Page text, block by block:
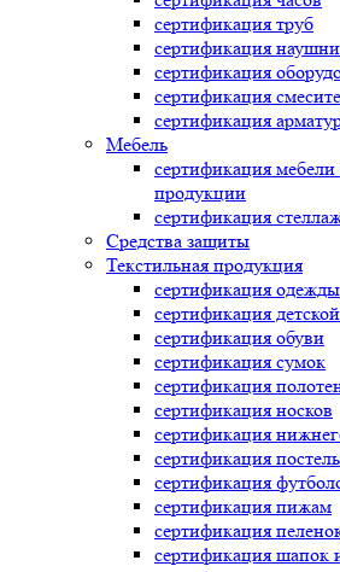
сертификация труб
сертификация
сертификация
сертификация
сертификация
Мебель
сертификация
продукции
сертификация
Средства защиты
Текстильная продукция
сертификация одежды
сертификация
сертификация обуви
сертификация сумок
сертификация
сертификация носков
сертификация
сертификация
сертификация
сертификация пижам
сертификация
сертификация шапок